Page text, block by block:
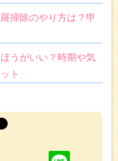
掃除のやり方は？甲
うがいい？時期や気
ト